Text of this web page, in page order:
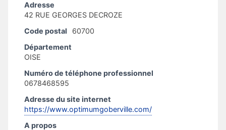
Adresse
42 RUE GEORGES DECROZE
Code postal
60700
Département
OISE
Numéro de téléphone professionnel
0678468595
Adresse du site internet
https://www.optimumgoberville.com/
A propos